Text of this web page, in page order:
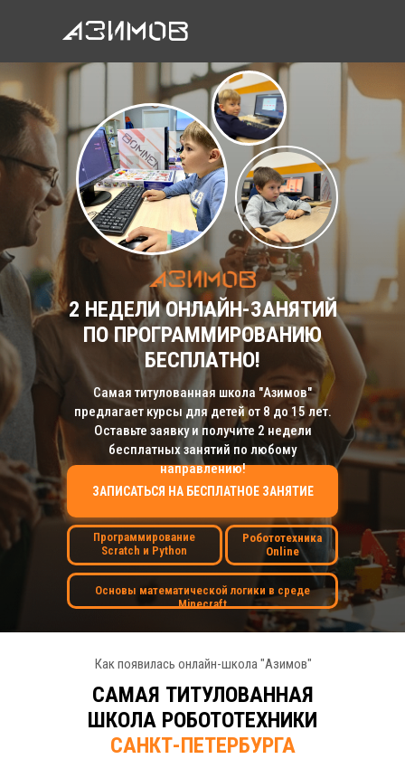
Пн–Пт: 10:00 - 21:00 (МСК)
Сб–Вс: 10:00 - 20:00 (МСК)
2 НЕДЕЛИ ОНЛАЙН-ЗАНЯТИЙ
ПО ПРОГРАММИРОВАНИЮ
БЕСПЛАТНО!
ЗАПИСАТЬСЯ НА БЕСПЛАТНОЕ ЗАНЯТИЕ
Самая титулованная школа "Азимов"
предлагает курсы для детей от 8 до 15 лет.
Оставьте заявку и получите 2 недели
бесплатных занятий по любому
направлению!
Программирование
Scratch и Python
Робототехника
Online
Основы математической логики в среде
Minecraft
Как появилась онлайн-школа "Азимов"
САМАЯ ТИТУЛОВАННАЯ
ШКОЛА РОБОТОТЕХНИКИ
САНКТ-ПЕТЕРБУРГА